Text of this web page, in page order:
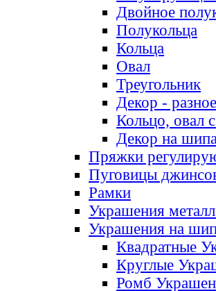
Двойное
Полукольца
Кольца
Овал
Треугольник
Декор - разное
Кольцо, овал
Декор на
Пряжки
Пуговицы
Рамки
Украшения
Украшения на
Квадратные
Круглые
Ромб